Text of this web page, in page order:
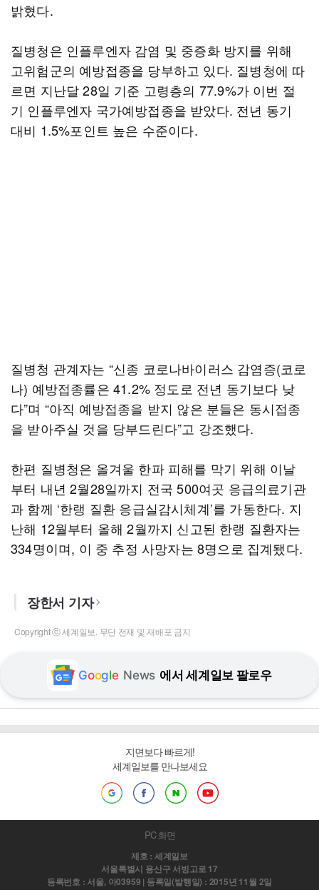
밝혔다.
질병청은 인플루엔자 감염 및 중증화 방지를 위해
고위험군의 예방접종을 당부하고 있다. 질병청에 따
르면 지난달 28일 기준 고령층의 77.9%가 이번 절
기 인플루엔자 국가예방접종을 받았다. 전년 동기
대비 1.5%포인트 높은 수준이다.
질병청 관계자는 “신종 코로나바이러스 감염증(코로
나) 예방접종률은 41.2% 정도로 전년 동기보다 낮
다”며 “아직 예방접종을 받지 않은 분들은 동시접종
을 받아주실 것을 당부드린다”고 강조했다.
한편 질병청은 올겨울 한파 피해를 막기 위해 이날
부터 내년 2월28일까지 전국 500여곳 응급의료기관
과 함께 ‘한랭 질환 응급실감시체계’를 가동한다. 지
난해 12월부터 올해 2월까지 신고된 한랭 질환자는
334명이며, 이 중 추정 사망자는 8명으로 집계됐다.
장한서 기자
Copyright ⓒ 세계일보. 무단 전재 및 재배포 금지
Google News 에서 세계일보 팔로우
지면보다 빠르게!
세계일보를 만나보세요
PC 화면
제호 : 세계일보
서울특별시 용산구 서빙고로 17
등록번호 : 서울, 아03959 | 등록일(발행일) : 2015년 11월 2일